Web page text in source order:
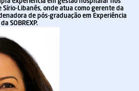
Sírio-Libanês, onde atua como gerente da
de pós-graduação em Experiência
SOBREXP.